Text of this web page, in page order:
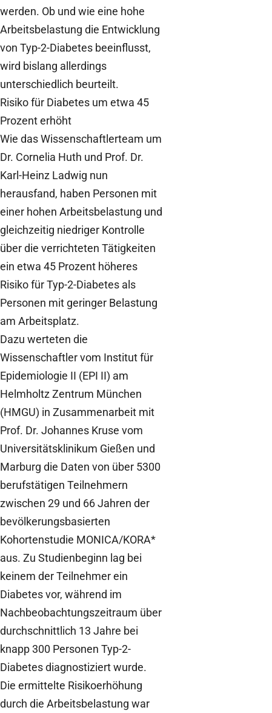
werden. Ob und wie eine hohe
Arbeitsbelastung die Entwicklung
von Typ-2-Diabetes beeinflusst,
wird bislang allerdings
unterschiedlich beurteilt.
Risiko für Diabetes um etwa 45
Prozent erhöht
Wie das Wissenschaftlerteam um
Dr. Cornelia Huth und Prof. Dr.
Karl-Heinz Ladwig nun
herausfand, haben Personen mit
einer hohen Arbeitsbelastung und
gleichzeitig niedriger Kontrolle
über die verrichteten Tätigkeiten
ein etwa 45 Prozent höheres
Risiko für Typ-2-Diabetes als
Personen mit geringer Belastung
am Arbeitsplatz.
Dazu werteten die
Wissenschaftler vom Institut für
Epidemiologie II (EPI II) am
Helmholtz Zentrum München
(HMGU) in Zusammenarbeit mit
Prof. Dr. Johannes Kruse vom
Universitätsklinikum Gießen und
Marburg die Daten von über 5300
berufstätigen Teilnehmern
zwischen 29 und 66 Jahren der
bevölkerungsbasierten
Kohortenstudie MONICA/KORA*
aus. Zu Studienbeginn lag bei
keinem der Teilnehmer ein
Diabetes vor, während im
Nachbeobachtungszeitraum über
durchschnittlich 13 Jahre bei
knapp 300 Personen Typ-2-
Diabetes diagnostiziert wurde.
Die ermittelte Risikoerhöhung
durch die Arbeitsbelastung war